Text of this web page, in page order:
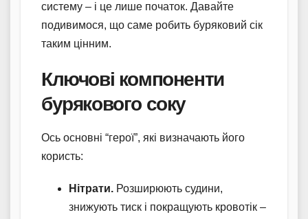
систему – і це лише початок. Давайте
подивимося, що саме робить буряковий сік
таким цінним.
Ключові компоненти
бурякового соку
Ось основні “герої”, які визначають його
користь:
Нітрати. Розширюють судини,
знижують тиск і покращують кровотік –